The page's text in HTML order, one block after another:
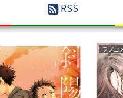
RSS
異世界もの(転生・転移・成り上がり・異世界ファンタジー) サスペンス